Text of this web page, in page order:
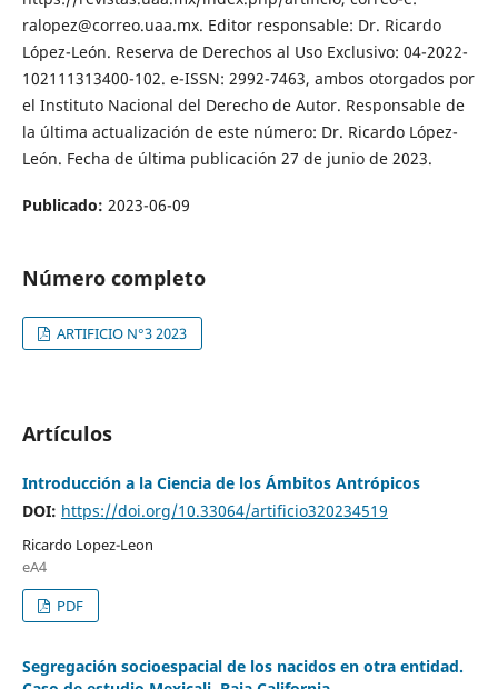
ralopez@correo.uaa.mx. Editor responsable: Dr. Ricardo
López-León. Reserva de Derechos al Uso Exclusivo: 04-2022-
102111313400-102. e-ISSN: 2992-7463, ambos otorgados por
el Instituto Nacional del Derecho de Autor. Responsable de
la última actualización de este número: Dr. Ricardo López-
León. Fecha de última publicación 27 de junio de 2023.
Publicado: 2023-06-09
Número completo
ARTIFICIO N°3 2023
Artículos
Introducción a la Ciencia de los Ámbitos Antrópicos
DOI: https://doi.org/10.33064/artificio320234519
Ricardo Lopez-Leon
eA4
PDF
Segregación socioespacial de los nacidos en otra entidad.